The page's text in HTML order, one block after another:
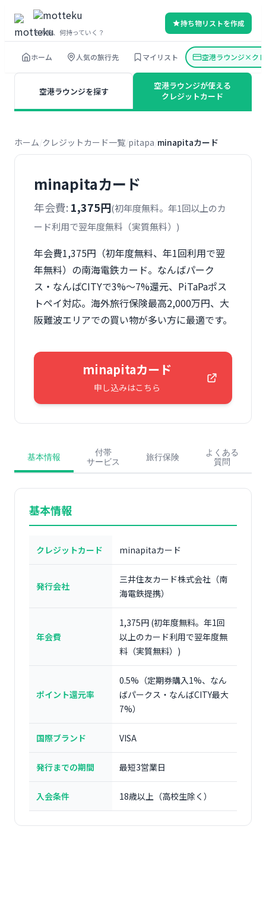
を
その旅、何持っていく？
持ち物リストを作成
ホーム 人気の旅行先 マイリスト 空港ラウンジ×ク
空港ラウンジを探す
空港ラウンジが使える
クレジットカード
ホーム クレジットカード一覧 pitapa minapitaカード
minapitaカード
年会費: 1,375円(初年度無料。年1回以上のカ
ード利用で翌年度無料（実質無料）)
年会費1,375円（初年度無料、年1回利用で翌
年無料）の南海電鉄カード。なんばパーク
ス・なんばCITYで3%〜7%還元、PiTaPaポス
トペイ対応。海外旅行保険最高2,000万円、大
阪難波エリアでの買い物が多い方に最適です。
minapitaカード
申し込みはこちら
基本情報
付帯
サービス
旅行保険
よくある
質問
基本情報
クレジットカード minapitaカード
発行会社
三井住友カード株式会社（南
海電鉄提携）
年会費
1,375円 (初年度無料。年1回
以上のカード利用で翌年度無
料（実質無料）)
ポイント還元率
0.5%（定期券購入1%、なん
ばパークス・なんばCITY最大
7%）
国際ブランド VISA
発行までの期間 最短3営業日
入会条件 18歳以上（高校生除く）